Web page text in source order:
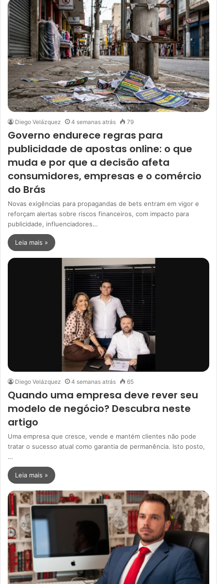
Diego Velázquez 4 semanas atrás 79
Governo endurece regras para
publicidade de apostas online: o que
muda e por que a decisão afeta
consumidores, empresas e o comércio
do Brás
Novas exigências para propagandas de bets entram em vigor e
reforçam alertas sobre riscos financeiros, com impacto para
publicidade, influenciadores…
Leia mais »
Diego Velázquez 4 semanas atrás 65
Quando uma empresa deve rever seu
modelo de negócio? Descubra neste
artigo
Uma empresa que cresce, vende e mantém clientes não pode
tratar o sucesso atual como garantia de permanência. Isto posto,
…
Leia mais »